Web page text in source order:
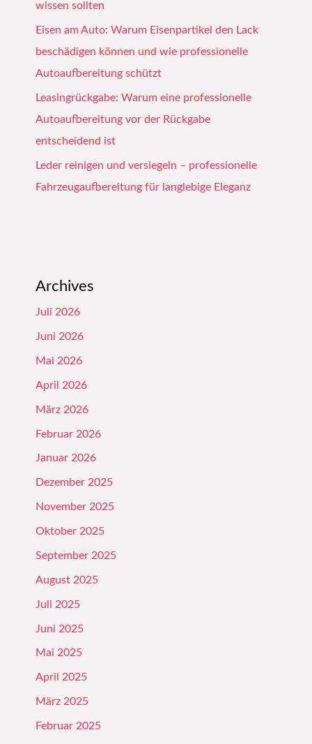
wissen sollten
Eisen am Auto: Warum Eisenpartikel den Lack
beschädigen können und wie professionelle
Autoaufbereitung schützt
Leasingrückgabe: Warum eine professionelle
Autoaufbereitung vor der Rückgabe
entscheidend ist
Leder reinigen und versiegeln – professionelle
Fahrzeugaufbereitung für langlebige Eleganz
Archives
Juli 2026
Juni 2026
Mai 2026
April 2026
März 2026
Februar 2026
Januar 2026
Dezember 2025
November 2025
Oktober 2025
September 2025
August 2025
Juli 2025
Juni 2025
Mai 2025
April 2025
März 2025
Februar 2025